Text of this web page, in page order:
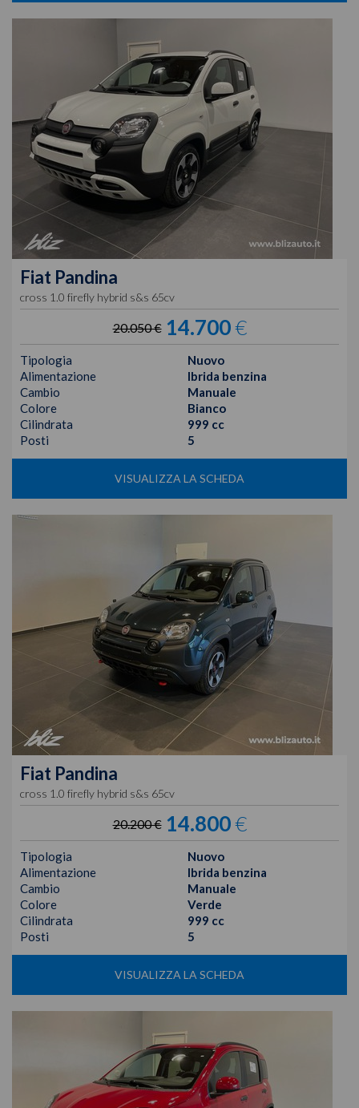
Fiat Pandina
cross 1.0 firefly hybrid s&s 65cv
20.050 € 14.700€
Tipologia
Nuovo
Alimentazione
Ibrida benzina
Cambio
Manuale
Colore
Bianco
Cilindrata
999 cc
Posti
5
VISUALIZZA LA SCHEDA
Fiat Pandina
cross 1.0 firefly hybrid s&s 65cv
20.200 € 14.800€
Tipologia
Nuovo
Alimentazione
Ibrida benzina
Cambio
Manuale
Colore
Verde
Cilindrata
999 cc
Posti
5
VISUALIZZA LA SCHEDA